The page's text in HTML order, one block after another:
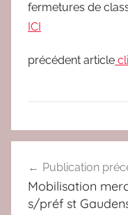
fermetures de
ICI
précédent article
N
c
de
l’article
Publication
Mobilisation
s/préf st